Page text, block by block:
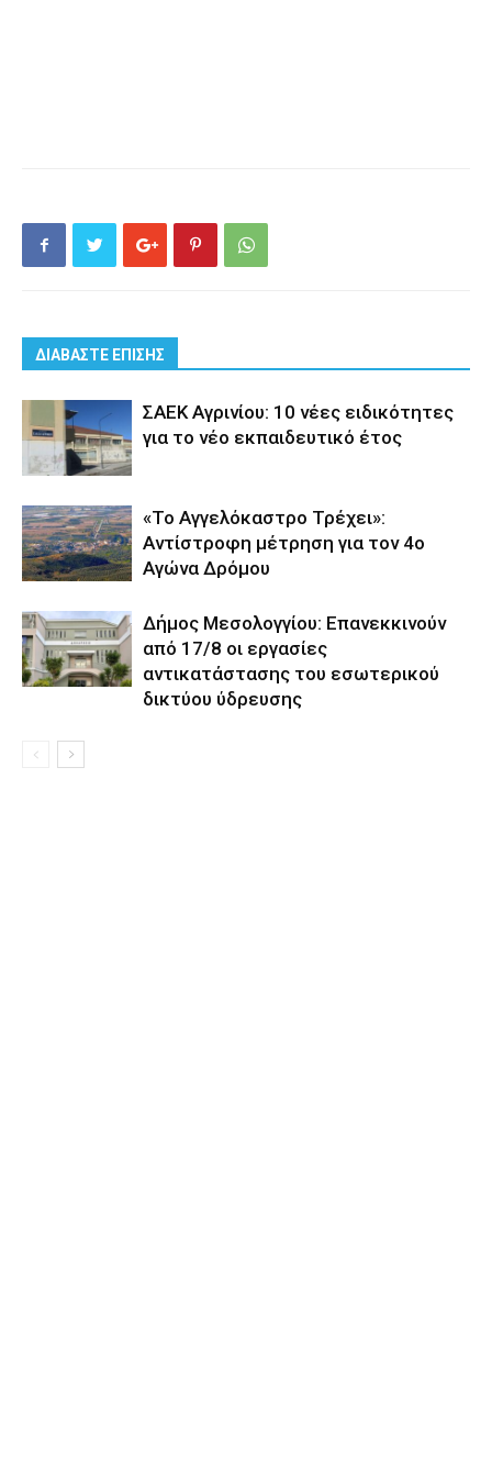
ΔΙΑΒΑΣΤΕ ΕΠΙΣΗΣ
ΣΑΕΚ Αγρινίου: 10 νέες ειδικότητες
για το νέο εκπαιδευτικό έτος
«Το Αγγελόκαστρο Τρέχει»:
Αντίστροφη μέτρηση για τον 4ο
Αγώνα Δρόμου
Δήμος Μεσολογγίου: Επανεκκινούν
από 17/8 οι εργασίες
αντικατάστασης του εσωτερικού
δικτύου ύδρευσης